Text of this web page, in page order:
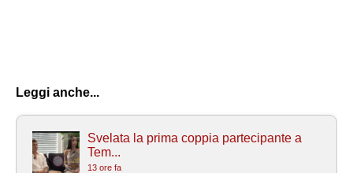
Leggi anche...
Svelata la prima coppia partecipante a
Tem...
13 ore fa